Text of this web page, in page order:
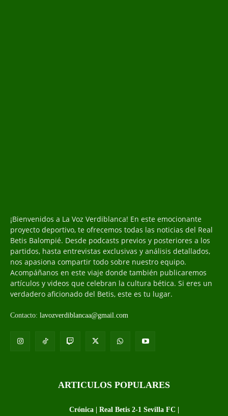
¡Bienvenidos a La Voz Verdiblanca! En este emocionante
proyecto deportivo, te ofrecemos todas las noticias del Real
Betis Balompié. Desde podcasts previos y posteriores a los
partidos, hasta entrevistas exclusivas y análisis detallados,
nos apasiona compartir todo sobre nuestro equipo.
Acompáñanos en este viaje donde también publicaremos
artículos y videos que celebran la cultura bética. Si eres un
verdadero aficionado del Betis, este es tu lugar.
Contacto: lavozverdiblancaa@gmail.com
ARTICULOS POPULARES
Crónica | Real Betis 2-1 Sevilla FC |